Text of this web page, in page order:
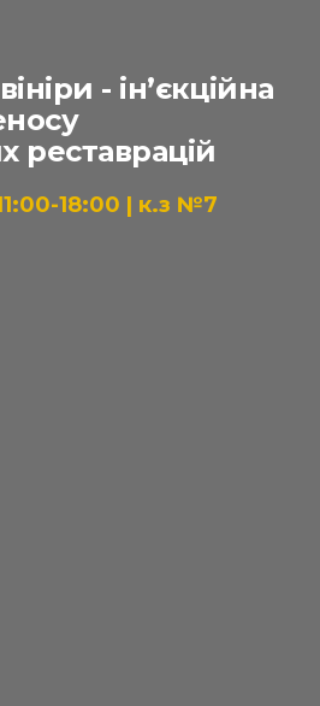
- інʼєкційна
реставрацій
18:00 | к.з №7